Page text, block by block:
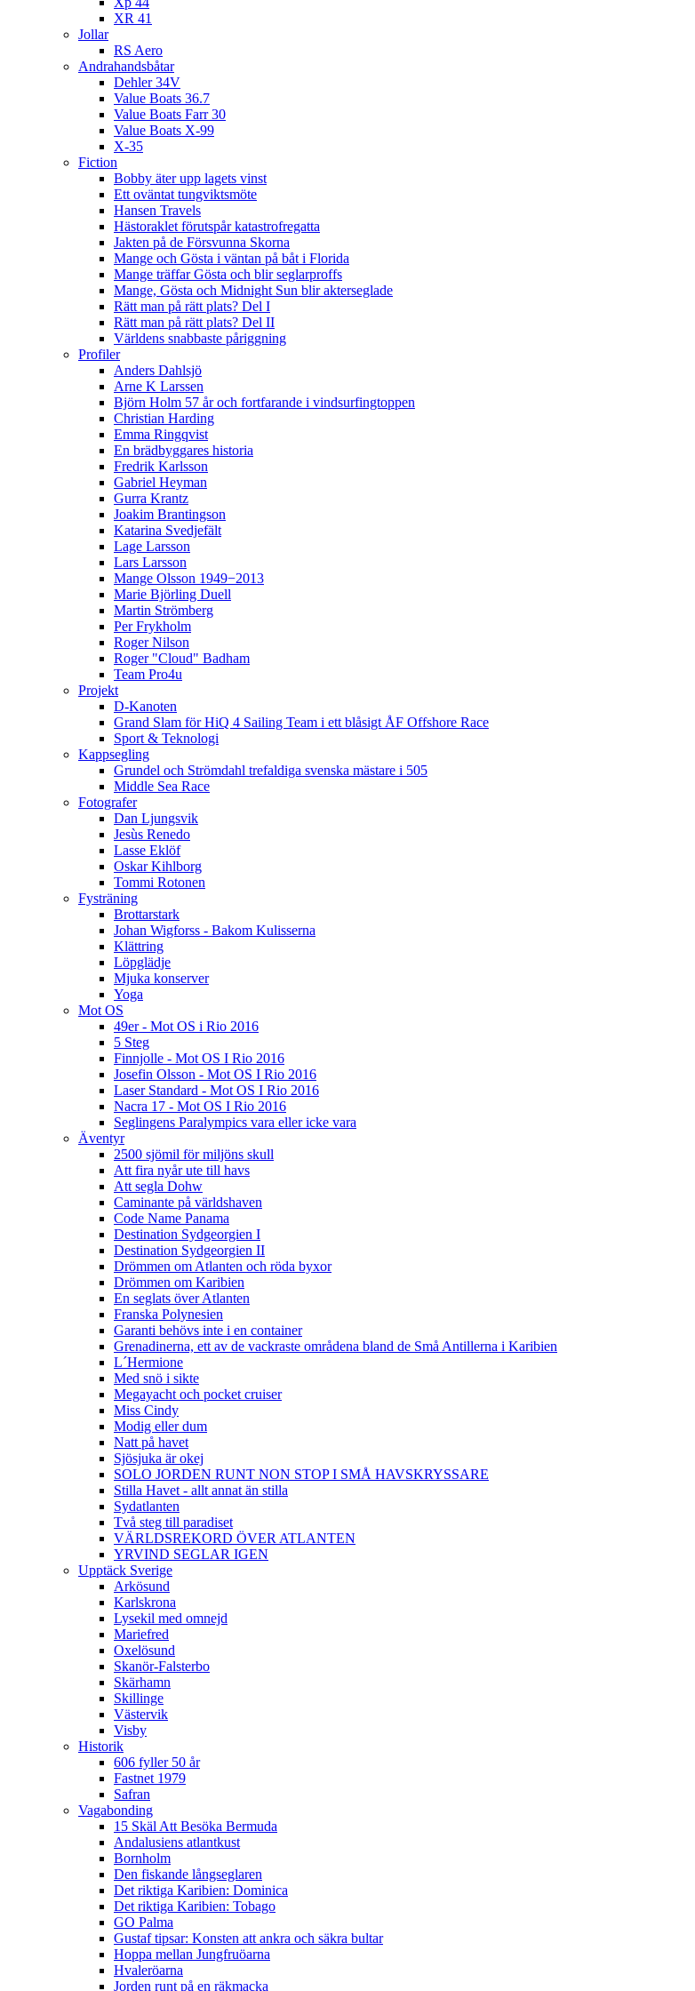
XR 41
Jollar
RS Aero
Andrahandsbåtar
Dehler 34V
Value Boats 36.7
Value Boats Farr 30
Value Boats X-99
X-35
Fiction
Bobby äter upp lagets vinst
Ett oväntat tungviktsmöte
Hansen Travels
Hästoraklet förutspår katastrofregatta
Jakten på de Försvunna Skorna
Mange och Gösta i väntan på båt i Florida
Mange träffar Gösta och blir seglarproffs
Mange, Gösta och Midnight Sun blir akterseglade
Rätt man på rätt plats? Del I
Rätt man på rätt plats? Del II
Världens snabbaste påriggning
Profiler
Anders Dahlsjö
Arne K Larssen
Björn Holm 57 år och fortfarande i vindsurfingtoppen
Christian Harding
Emma Ringqvist
En brädbyggares historia
Fredrik Karlsson
Gabriel Heyman
Gurra Krantz
Joakim Brantingson
Katarina Svedjefält
Lage Larsson
Lars Larsson
Mange Olsson 1949−2013
Marie Björling Duell
Martin Strömberg
Per Frykholm
Roger Nilson
Roger "Cloud" Badham
Team Pro4u
Projekt
D-Kanoten
Grand Slam för HiQ 4 Sailing Team i ett blåsigt ÅF Offshore Race
Sport & Teknologi
Kappsegling
Grundel och Strömdahl trefaldiga svenska mästare i 505
Middle Sea Race
Fotografer
Dan Ljungsvik
Jesùs Renedo
Lasse Eklöf
Oskar Kihlborg
Tommi Rotonen
Fysträning
Brottarstark
Johan Wigforss - Bakom Kulisserna
Klättring
Löpglädje
Mjuka konserver
Yoga
Mot OS
49er - Mot OS i Rio 2016
5 Steg
Finnjolle - Mot OS I Rio 2016
Josefin Olsson - Mot OS I Rio 2016
Laser Standard - Mot OS I Rio 2016
Nacra 17 - Mot OS I Rio 2016
Seglingens Paralympics vara eller icke vara
Äventyr
2500 sjömil för miljöns skull
Att fira nyår ute till havs
Att segla Dohw
Caminante på världshaven
Code Name Panama
Destination Sydgeorgien I
Destination Sydgeorgien II
Drömmen om Atlanten och röda byxor
Drömmen om Karibien
En seglats över Atlanten
Franska Polynesien
Garanti behövs inte i en container
Grenadinerna, ett av de vackraste områdena bland de Små Antillerna i Karibien
L´Hermione
Med snö i sikte
Megayacht och pocket cruiser
Miss Cindy
Modig eller dum
Natt på havet
Sjösjuka är okej
SOLO JORDEN RUNT NON STOP I SMÅ HAVSKRYSSARE
Stilla Havet - allt annat än stilla
Sydatlanten
Två steg till paradiset
VÄRLDSREKORD ÖVER ATLANTEN
YRVIND SEGLAR IGEN
Upptäck Sverige
Arkösund
Karlskrona
Lysekil med omnejd
Mariefred
Oxelösund
Skanör-Falsterbo
Skärhamn
Skillinge
Västervik
Visby
Historik
606 fyller 50 år
Fastnet 1979
Safran
Vagabonding
15 Skäl Att Besöka Bermuda
Andalusiens atlantkust
Bornholm
Den fiskande långseglaren
Det riktiga Karibien: Dominica
Det riktiga Karibien: Tobago
GO Palma
Gustaf tipsar: Konsten att ankra och säkra bultar
Hoppa mellan Jungfruöarna
Hvaleröarna
Jorden runt på en räkmacka